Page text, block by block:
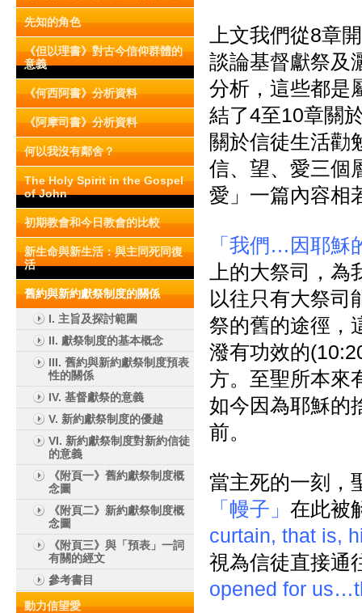
先知的角色
《但以理書》對古今信仰群體的
意義
《何西阿書》分析資料
《阿摩司書》分析資料
何以我沒有鄰舍？
The Holy Spirit in the Gospel
of John
初期教會和今日教會的比較
新生命與新生活：與主同死同復
活
舊約與新約獻祭制度的關係
I. 主旨及探討範圍
II. 獻祭制度的基本概念
III. 舊約與新約獻祭制度預表
性的關係
IV. 基督獻祭的意義
V. 新約獻祭制度的優越
VI. 新約獻祭制度對新約信徒
的意義
《附頁一》舊約獻祭制度概
念圖
《附頁二》新約獻祭制度概
念圖
《附頁三》與「預表」一詞
有關的經文
參考書目
動力信望愛
上文我們從8章
談論基督獻祭及
分析，這些都是
結了4至10章關
關於信徒生活勸
信、望、愛三個
愛」一篇內容相
「我們…因耶穌
上的大祭司，
以往只有大祭司
祭的舊的途徑，
潑有功效的
方。至聖所本來
如今因為耶穌的
前。
當主死的一刻，
「幔子」 在此被
curtain, that is,
視為信徒直接通
opened for